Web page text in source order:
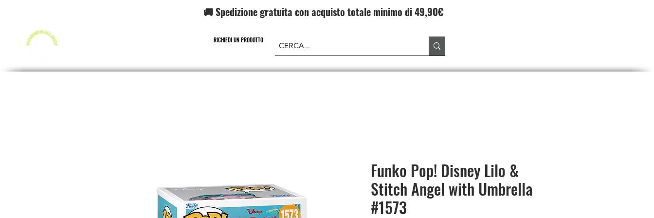
🚚 Spedizione gratuita con acquisto totale minimo di 49,90€
RICHIEDI UN PRODOTTO
Funko Pop! Disney Lilo &
Stitch Angel with Umbrella
#1573